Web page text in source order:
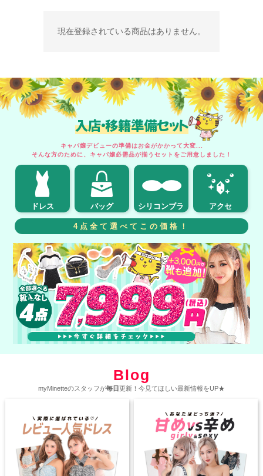
現在登録されている商品はありません。
入店・移籍準備セット
キャバ嬢デビューの準備はお金がかかって大変...
そんな方のために、キャバ嬢必需品が揃うセットをご用意しました！
ドレス バッグ シリコンブラ アクセ
4点全て選べてこの価格！
Blog
myMinetteのスタッフが毎日 更新！今見てほしい最新情報をUP★